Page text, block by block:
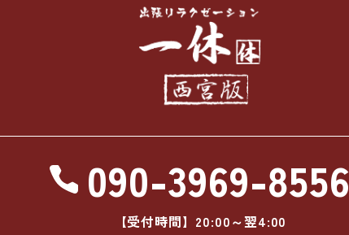
090-3969-8556
【受付時間】20:00～翌4:00